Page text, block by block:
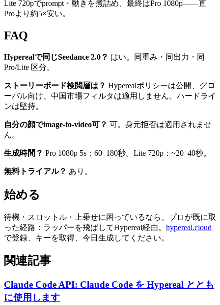
Lite 720pでprompt・動きを煮詰め、最終はPro 1080p——直
Proより約5×安い。
FAQ
Hyperealで同じSeedance 2.0？ はい。同重み・同出力・同
Pro/Lite 区分。
ストーリーボード検閲層は？ Hyperealポリシーは公開、グロ
ーバル向け、中国市場フィルタは適用しません。ハードライ
ンは堅持。
自分の顔でimage-to-video可？ 可。身元拒否は適用されませ
ん。
生成時間？ Pro 1080p 5s：60–180秒。Lite 720p：~20–40秒。
無料トライアル？ あり。
始める
待機・スロットル・上乗せに困っているなら、プロが既に取
った経路：ラッパーを飛ばしてHypereal経由。 hypereal.cloud
で登録、キーを取得、今日生成してください。
関連記事
Claude Code API: Claude Code を Hypereal ととも
に使用します